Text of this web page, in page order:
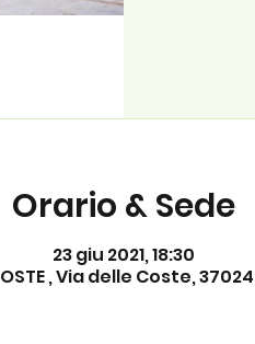
Orario & Sede
23 giu 2021, 18:30
COSTE , Via delle Coste,